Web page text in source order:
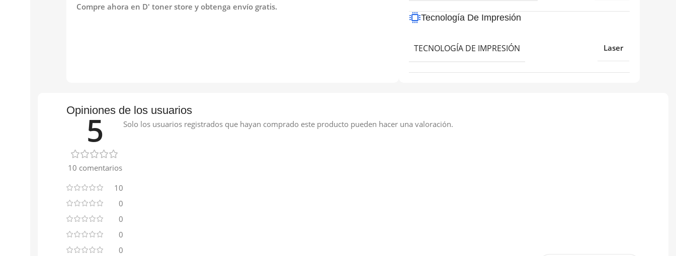
Compre ahora en D' toner store y obtenga envío gratis.
Tecnología De Impresión
TECNOLOGÍA DE IMPRESIÓN Laser
Opiniones de los usuarios
5
10 comentarios
10
0
0
0
0
Solo los usuarios registrados que hayan comprado este producto pueden hacer una valoración.